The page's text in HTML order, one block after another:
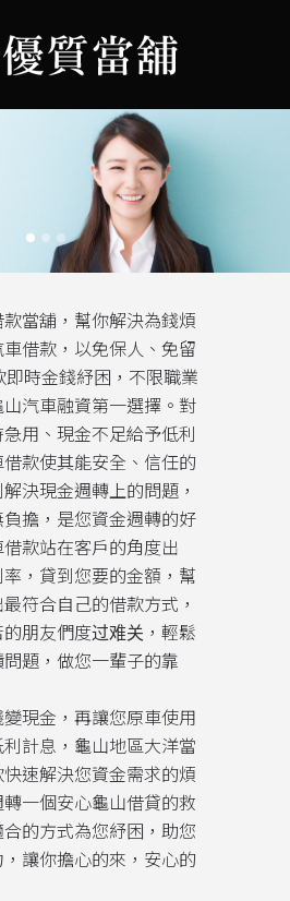
當舖，幫你解決為錢煩
借款，以免保人、免留
時金錢紓困，不限職業
汽車融資第一選擇。對
用、現金不足給予低利
款使其能安全、信任的
決現金週轉上的問題，
擔，是您資金週轉的好
款站在客戶的角度出
，貸到您要的金額，幫
符合自己的借款方式，
朋友們度过难关，輕鬆
題，做您一輩子的靠
現金，再讓您原車使用
計息，龜山地區大洋當
速解決您資金需求的煩
一個安心龜山借貸的救
的方式為您紓困，助您
讓你擔心的來，安心的